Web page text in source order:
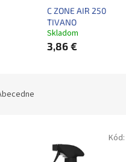
C ZONE AIR 250
TIVANO
Skladom
3,86 €
Kód: